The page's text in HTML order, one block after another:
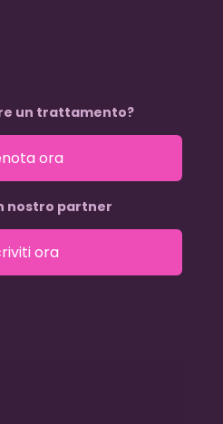
un trattamento?
ora
nostro partner
ora